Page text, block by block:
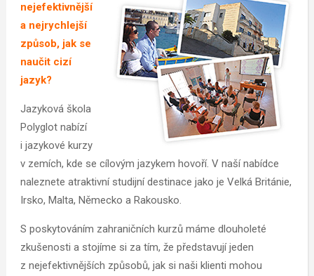
nejefektivnější
a nejrychlejší
způsob, jak se
naučit cizí
jazyk?
Jazyková škola
Polyglot nabízí
i jazykové kurzy
v zemích, kde se cílovým jazykem hovoří. V naší nabídce
naleznete atraktivní studijní destinace jako je Velká Británie,
Irsko, Malta, Německo a Rakousko.
S poskytováním zahraničních kurzů máme dlouholeté
zkušenosti a stojíme si za tím, že představují jeden
z nejefektivnějších způsobů, jak si naši klienti mohou